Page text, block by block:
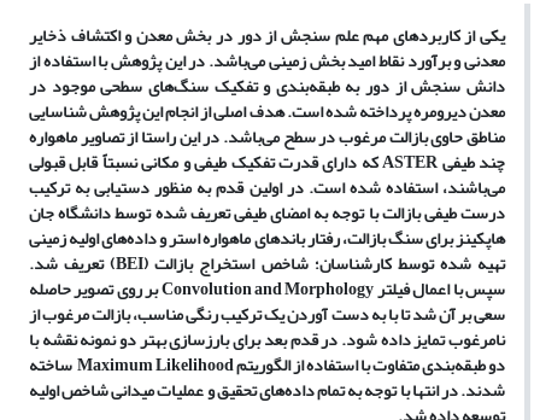
یکی از کاربردهای مهم علم سنجش از دور در بخش معدن و اکتشاف ذخایر
معدنی و برآورد نقاط امید بخش زمینی میباشد. در این پژوهش با استفاده از
دانش سنجش از دور به طبقهبندی و تفکیک سنگهای سطحی موجود در
معدن دیرومره پرداخته شده است. هدف اصلی از انجام این پژوهش شناسایی
مناطق حاوی بازالت مرغوب در سطح میباشد. در این راستا از تصاویر ماهواره
چند طیفیASTERکه دارای قدرت تفکیک طیفی و مکانی نسبتاً قابل قبولی
میباشند، استفاده شده است. در اولین قدم به منظور دستیابی به ترکیب
درست طیفی بازالت با توجه به امضای طیفی تعریف شده توسط دانشگاه جان
هاپکینز برای سنگ بازالت، رفتار باندهای ماهواره استر و دادههای اولیه زمینی
تهیه شده توسط کارشناسان؛ شاخص استخراج بازالت (BEI) تعریف شد.
سپس با اعمال فیلترConvolution and Morphologyبر روی تصویر حاصله
سعی بر آن شد تا با به دست آوردن یک ترکیب رنگی مناسب، بازالت مرغوب از
نامرغوب تمایز داده شود. در قدم بعد برای بارزسازی بهتر دو نمونه نقشه با
دو طبقهبندی متفاوت با استفاده از الگوریتمMaximum Likelihoodساخته
شدند. در انتها با توجه به تمام دادههای تحقیق و عملیات میدانی شاخص اولیه